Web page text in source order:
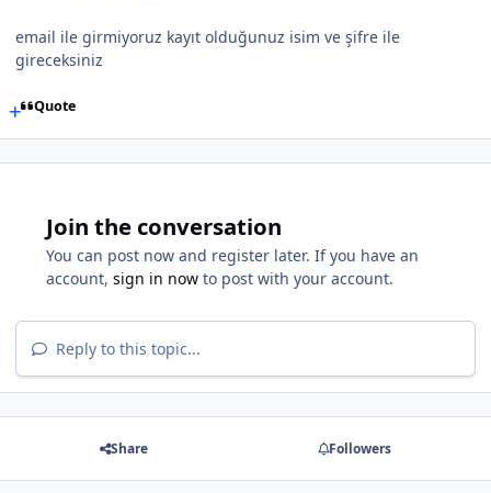
email ile girmiyoruz kayıt olduğunuz isim ve şifre ile
gireceksiniz
Quote
Join the conversation
You can post now and register later. If you have an
account, sign in now to post with your account.
Reply to this topic...
Share Followers